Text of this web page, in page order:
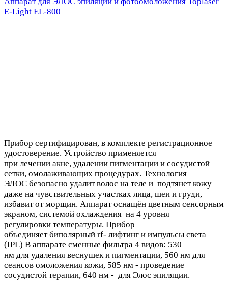
E-Light EL-800
Прибор сертифицирован, в комплекте регистрационное
удостоверение. Устройство применяется
при лечении акне, удалении пигментации и сосудистой
сетки, омолаживающих процедурах. Технология
ЭЛОС безопасно удалит волос на теле и подтянет кожу
даже на чувствительных участках лица, шеи и груди,
избавит от морщин. Аппарат оснащён цветным сенсорным
экраном, системой охлаждения на 4 уровня
регулировки температуры. Прибор
объединяет биполярный rf- лифтинг и импульсы света
(IPL) В аппарате сменные фильтра 4 видов: 530
нм для удаления веснушек и пигментации, 560 нм для
сеансов омоложения кожи, 585 нм - проведение
сосудистой терапии, 640 нм - для Элос эпиляции.